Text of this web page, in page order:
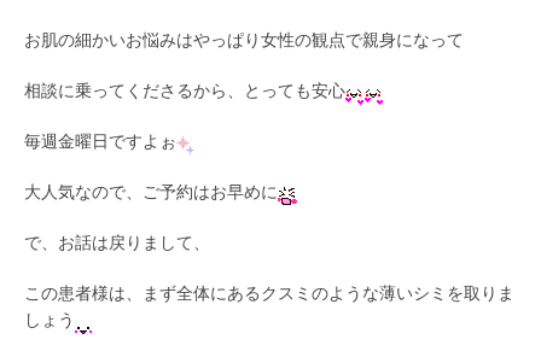
お肌の細かいお悩みはやっぱり女性の観点で親身になって
相談に乗ってくださるから、とっても安心
毎週金曜日ですよぉ
大人気なので、ご予約はお早めに
で、お話は戻りまして、
この患者様は、まず全体にあるクスミのような薄いシミを取りま
しょう